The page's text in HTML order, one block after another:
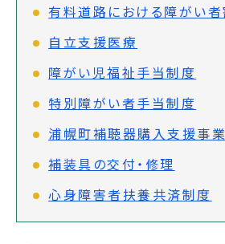
有料道路における障がい
自立支援医療
障がい児福祉手当制度
特別障がい者手当制度
浦幌町補聴器購入支援事業
補装具の交付・修理
心身障害者扶養共済制度